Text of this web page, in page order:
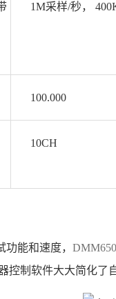
1M采样/秒，
100.000
10CH
能和速度，
控制软件大大简化了